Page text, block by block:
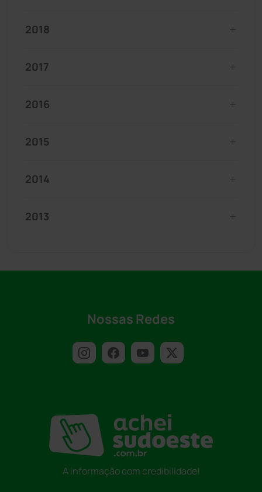
2018
2017
2016
2015
2014
2013
Nossas Redes
A informação com credibilidade!